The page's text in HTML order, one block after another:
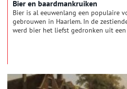
Bier en baardmankruiken
Bier is al eeuwenlang een populaire
gebrouwen in Haarlem. In de
werd bier het liefst gedronken uit